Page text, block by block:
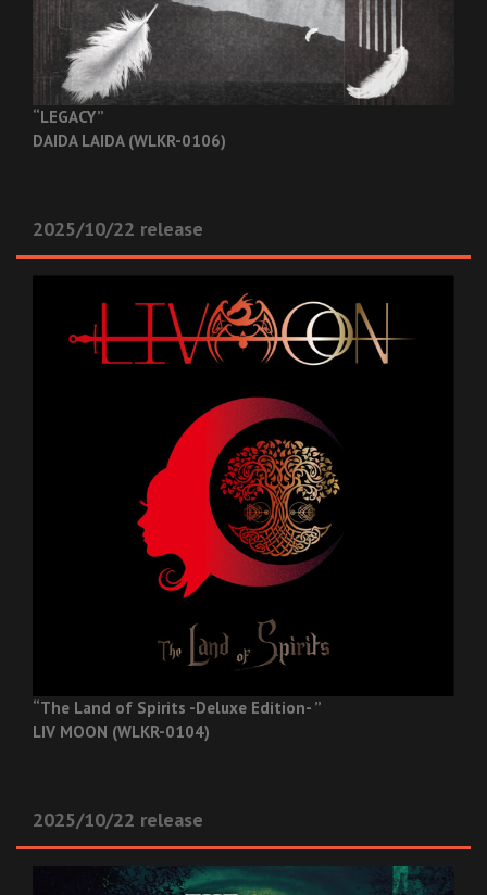
“LEGACY”
DAIDA LAIDA (WLKR-0106)
2025/10/22 release
“The Land of Spirits -Deluxe Edition- ”
LIV MOON (WLKR-0104)
2025/10/22 release